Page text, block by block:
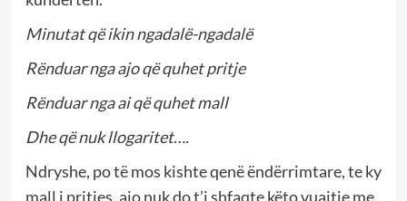
Minutat që ikin ngadalë-ngadalë
Rënduar nga ajo që quhet pritje
Rënduar nga ai që quhet mall
Dhe që nuk llogaritet….
Ndryshe, po të mos kishte qenë ëndërrimtare, te ky
mall i pritjes, ajo nuk do t’i shfaqte këto vuajtje me